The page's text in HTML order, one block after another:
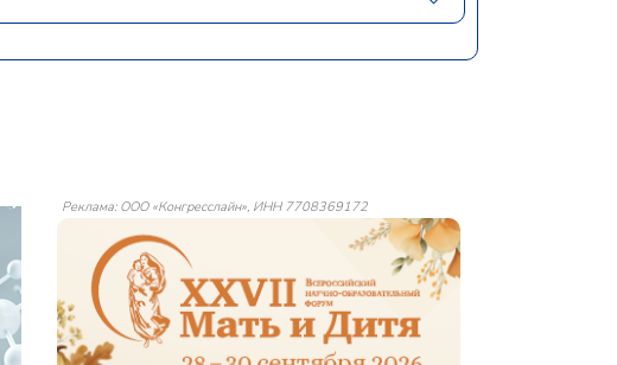
Реклама: ООО «Конгресслайн», ИНН 7708369172